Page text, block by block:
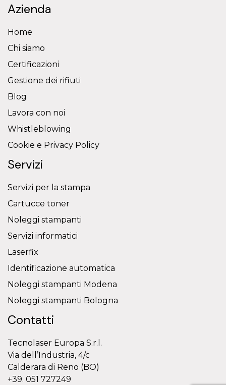
Azienda
Home
Chi siamo
Certificazioni
Gestione dei rifiuti
Blog
Lavora con noi
Whistleblowing
Cookie e Privacy Policy
Servizi
Servizi per la stampa
Cartucce toner
Noleggi stampanti
Servizi informatici
Laserfix
Identificazione automatica
Noleggi stampanti Modena
Noleggi stampanti Bologna
Contatti
Tecnolaser Europa S.r.l.
Via dell’Industria, 4/c
Calderara di Reno (BO)
+39. 051 727249